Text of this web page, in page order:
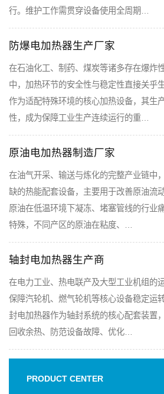
行。维护工作需贯穿设备使用全周期…
防爆电加热器生产厂家
在石油化工、制药、煤炭等诸多存在爆炸
中，加热环节的安全性与稳定性直接关乎
作为适配特殊环境的核心加热设备，其生
性，成为保障工业生产连续运行的重…
原油电加热器制造厂家
在油气开采、输送与炼化的完整产业链中
缺的热能配套设备，主要用于改善原油流
原油在低温环境下凝冻、堵塞管线的行业
特殊，不同产区的原油在粘度、…
轴封电加热器生产商
在电力工业、热电联产及大型工业机组的
保障汽轮机、燃气轮机等核心设备稳定运
封电加热器作为轴封系统的核心配套装置
回收余热、防范设备故障、优化…
PRODUCT CENTER